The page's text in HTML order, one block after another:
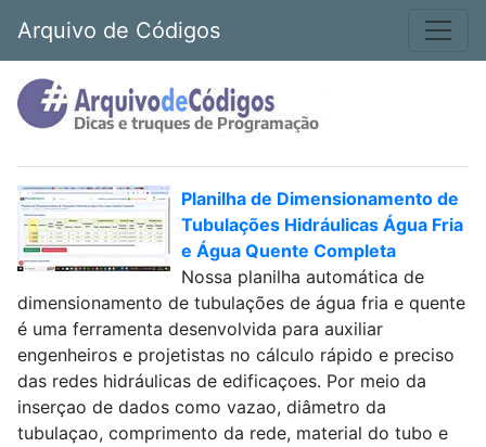
Arquivo de Códigos
Planilha de Dimensionamento de
Tubulações Hidráulicas Água Fria
e Água Quente Completa
Nossa planilha automática de
dimensionamento de tubulações de água fria e quente
é uma ferramenta desenvolvida para auxiliar
engenheiros e projetistas no cálculo rápido e preciso
das redes hidráulicas de edificaçoes. Por meio da
inserçao de dados como vazao, diâmetro da
tubulaçao, comprimento da rede, material do tubo e